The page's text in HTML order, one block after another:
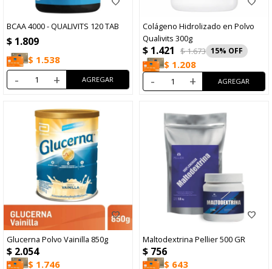
BCAA 4000 - QUALIVITS 120 TAB
$ 1.809
$ 1.538
- +
Colágeno Hidrolizado en Polvo
Qualivits 300g
$ 1.421 $1.673 15
$ 1.208
- +
Glucerna Polvo Vainilla 850g
$ 2.054
$ 1.746
Maltodextrina Pellier 500 GR
$ 756
$ 643